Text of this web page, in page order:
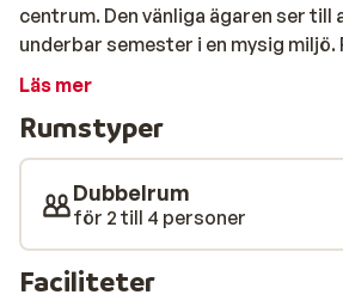
centrum. Den vänliga ägaren ser till
underbar semester i en mysig miljö.
resten av hotellet traditionellt
liften bara är 75 meter från hotellet.
Hotel Cielo inkluderar halvpension
frukostbuffé och goda och
rätter.
Läs mer
Rumstyper
Dubbelrum
för 2 till 4 personer
Faciliteter